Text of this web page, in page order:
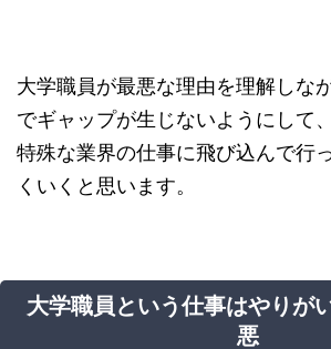
大学職員が最悪な理由を理解しな
でギャップが生じないようにして
特殊な業界の仕事に飛び込んで行
くいくと思います。
大学職員という仕事はやりが
悪